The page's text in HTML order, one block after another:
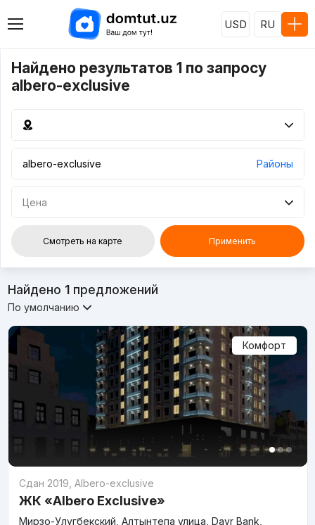
USD RU
Найдено результатов 1 по запросу
albero-exclusive
Районы
Цена
Смотреть на карте Применить
Найдено 1предложений
По умолчанию
Комфорт
Сдан 2019 Albero-exclusive
ЖК «Albero Exclusive»
Мирзо-Улугбекский, Алтынтепа улица, Davr Bank,